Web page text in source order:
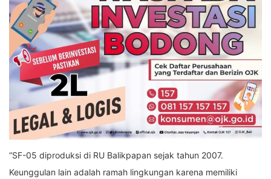
“SF-05 diproduksi di RU Balikpapan sejak tahun 2007.
Keunggulan lain adalah ramah lingkungan karena memiliki